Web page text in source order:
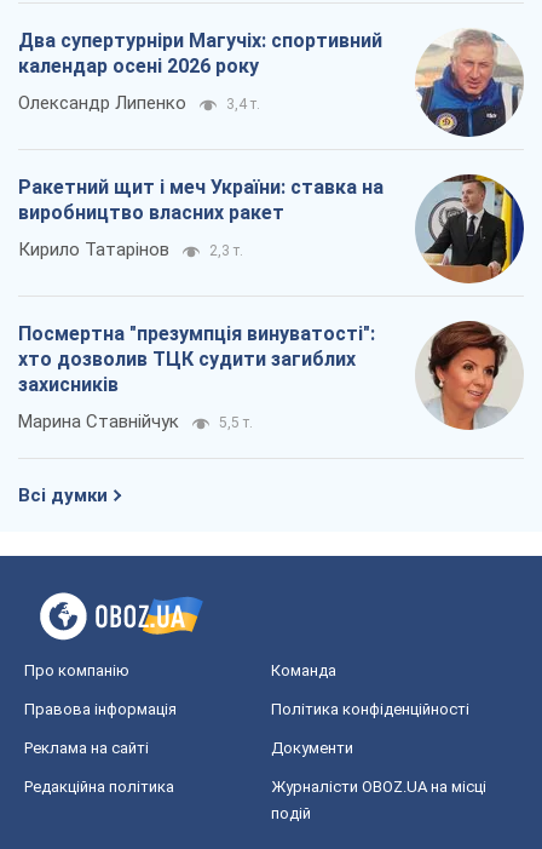
Два супертурніри Магучіх: спортивний
календар осені 2026 року
Олександр Липенко 3,4 т.
Ракетний щит і меч України: ставка на
виробництво власних ракет
Кирило Татарінов 2,3 т.
Посмертна "презумпція винуватості":
хто дозволив ТЦК судити загиблих
захисників
Марина Ставнійчук 5,5 т.
Всі думки
Про компанію Команда
Правова інформація Політика конфіденційності
Реклама на сайті Документи
Редакційна політика
Журналісти OBOZ.UA на місці
подій